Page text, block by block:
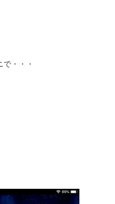
・・・